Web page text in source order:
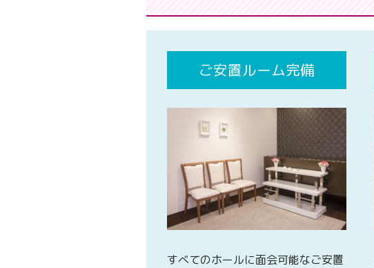
ご安置ルーム完備
すべてのホールに面会可能なご安置